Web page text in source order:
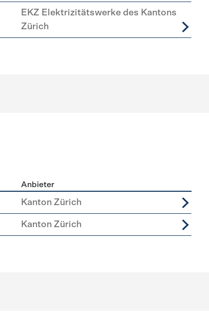
EKZ Elektrizitätswerke des Kantons
Zürich
Anbieter
Kanton Zürich
Kanton Zürich